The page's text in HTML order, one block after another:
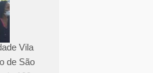
Vila
de São